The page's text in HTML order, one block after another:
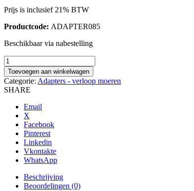
Prijs is inclusief 21% BTW
Productcode: ADAPTER085
Beschikbaar via nabestelling
Rechte
verloop
8mm
aantal
Toevoegen aan winkelwagen
Categorie: Adapters - verloop moeren
SHARE
Email
X
Facebook
Pinterest
Linkedin
Vkontakte
WhatsApp
Beschrijving
Beoordelingen (0)